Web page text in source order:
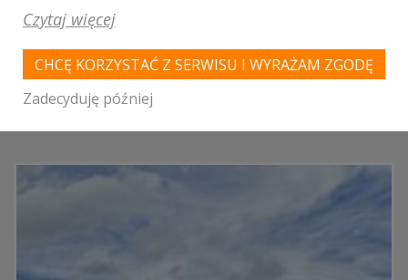
POLECAMY TAKŻE NAJLEPSZE LOKALE Z
WOJEWÓDZTWA KUJAWSKO-
POMORSKIEGO
Czytaj więcej
CHCĘ KORZYSTAĆ Z SERWISU I WYRAŻAM ZGODĘ
Zadecyduję później